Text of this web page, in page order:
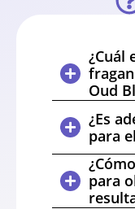
¿Cuál
Oud
¿Es
para
para